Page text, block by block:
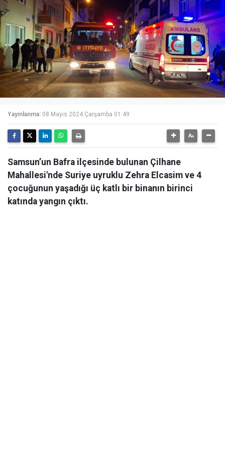
Yayınlanma: 08 Mayıs 2024 Çarşamba 01:49
Samsun’un Bafra ilçesinde bulunan Çilhane
Mahallesi'nde Suriye uyruklu Zehra Elcasim ve 4
çocuğunun yaşadığı üç katlı bir binanın birinci
katında yangın çıktı.